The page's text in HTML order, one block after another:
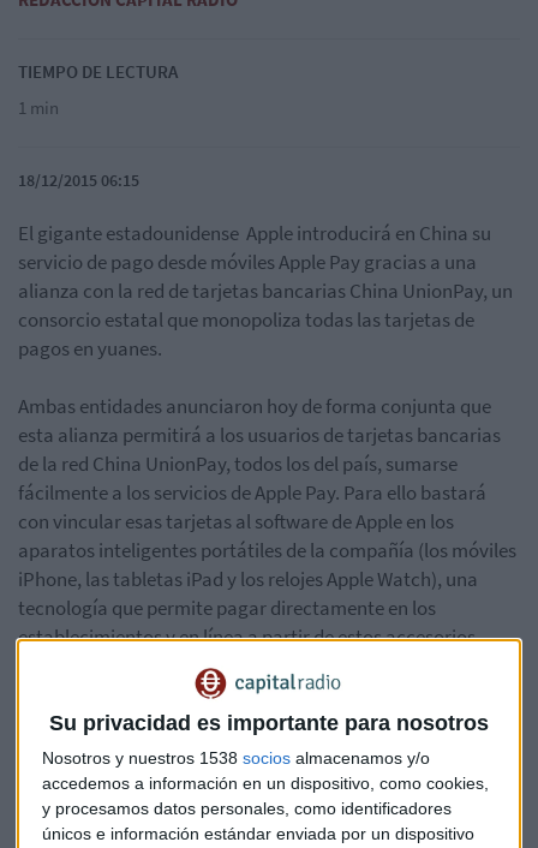
Su privacidad es importante para nosotros
Nosotros y nuestros 1538 socios almacenamos y/o
accedemos a información en un dispositivo, como cookies,
y procesamos datos personales, como identificadores
únicos e información estándar enviada por un dispositivo
TIEMPO DE LECTURA
1 min
18/12/2015 06:15
El gigante estadounidense Apple introducirá en China su
servicio de pago desde móviles Apple Pay gracias a una
alianza con la red de tarjetas bancarias China UnionPay, un
consorcio estatal que monopoliza todas las tarjetas de
pagos en yuanes.
Ambas entidades anunciaron hoy de forma conjunta que
esta alianza permitirá a los usuarios de tarjetas bancarias
de la red China UnionPay, todos los del país, sumarse
fácilmente a los servicios de Apple Pay. Para ello bastará
con vincular esas tarjetas al software de Apple en los
aparatos inteligentes portátiles de la compañía (los móviles
iPhone, las tabletas iPad y los relojes Apple Watch), una
tecnología que permite pagar directamente en los
establecimientos y en línea a partir de estos accesorios
Bolsa Apple China Empresas